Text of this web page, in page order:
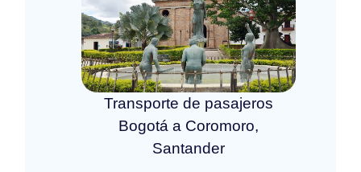
Transporte de pasajeros
Bogotá a Coromoro,
Santander